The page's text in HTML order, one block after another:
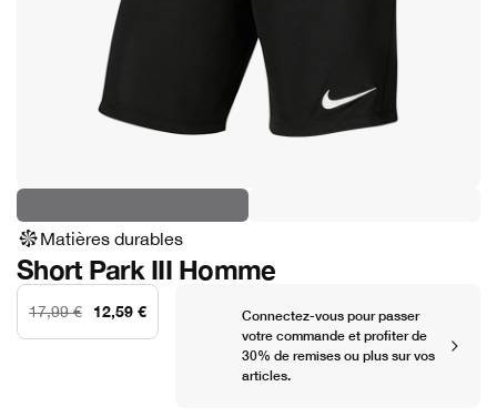
Short Park III Homme
Matières durables
12,59 €
17,99 €
Connectez-vous pour passer
votre commande et profiter de
30% de remises ou plus sur vos
articles.